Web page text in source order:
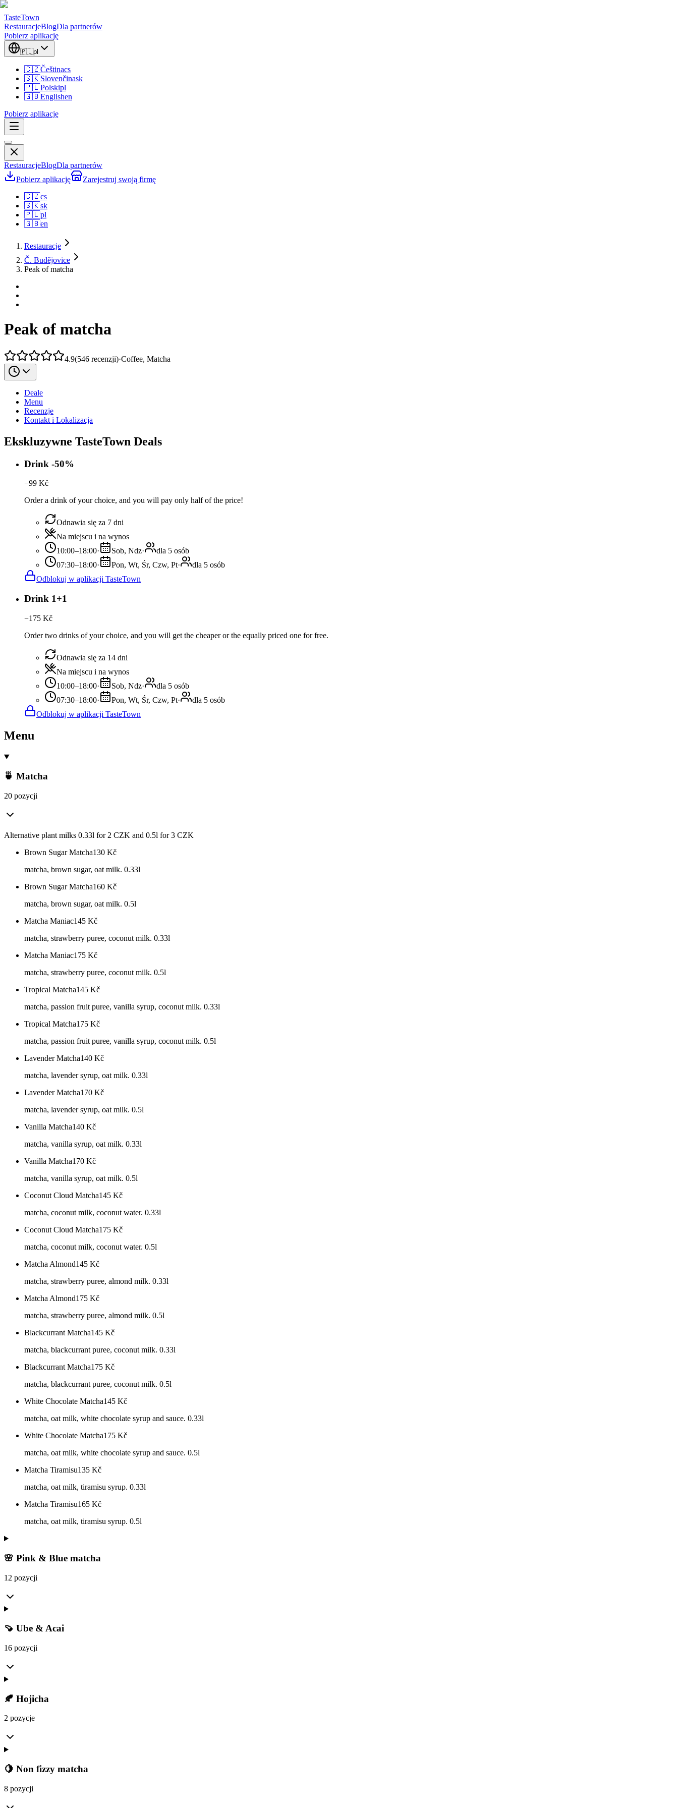
TasteTown
RestauracjeBlogDla partnerów
Pobierz aplikację
🇵🇱pl
🇨🇿Češtinacs
🇸🇰Slovenčinask
🇵🇱Polskipl
🇬🇧Englishen
Pobierz aplikację
RestauracjeBlogDla partnerów
Pobierz aplikację
Zarejestruj swoją firmę
🇨🇿cs
🇸🇰sk
🇵🇱pl
🇬🇧en
Restauracje
Č. Budějovice
Peak of matcha
Peak of matcha
4.9(546 recenzji)·Coffee, Matcha
Deale
Menu
Recenzje
Kontakt i Lokalizacja
Ekskluzywne TasteTown Deals
Drink -50%
−99 Kč
Order a drink of your choice, and you will pay only half of the price!
Odnawia się za 7 dni
Na miejscu i na wynos
10:00–18:00· Sob, Ndz·
dla 5 osób
07:30–18:00· Pon, Wt, Śr, Czw, Pt·
dla 5 osób
Odblokuj w aplikacji TasteTown
Drink 1+1
−175 Kč
Order two drinks of your choice, and you will get the cheaper or the equally priced one for free.
Odnawia się za 14 dni
Na miejscu i na wynos
10:00–18:00· Sob, Ndz·
dla 5 osób
07:30–18:00· Pon, Wt, Śr, Czw, Pt·
dla 5 osób
Odblokuj w aplikacji TasteTown
Menu
🍵 Matcha
20 pozycji
Alternative plant milks 0.33l for 2 CZK and 0.5l for 3 CZK
Brown Sugar Matcha130 Kč
matcha, brown sugar, oat milk. 0.33l
Brown Sugar Matcha160 Kč
matcha, brown sugar, oat milk. 0.5l
Matcha Maniac145 Kč
matcha, strawberry puree, coconut milk. 0.33l
Matcha Maniac175 Kč
matcha, strawberry puree, coconut milk. 0.5l
Tropical Matcha145 Kč
matcha, passion fruit puree, vanilla syrup, coconut milk. 0.33l
Tropical Matcha175 Kč
matcha, passion fruit puree, vanilla syrup, coconut milk. 0.5l
Lavender Matcha140 Kč
matcha, lavender syrup, oat milk. 0.33l
Lavender Matcha170 Kč
matcha, lavender syrup, oat milk. 0.5l
Vanilla Matcha140 Kč
matcha, vanilla syrup, oat milk. 0.33l
Vanilla Matcha170 Kč
matcha, vanilla syrup, oat milk. 0.5l
Coconut Cloud Matcha145 Kč
matcha, coconut milk, coconut water. 0.33l
Coconut Cloud Matcha175 Kč
matcha, coconut milk, coconut water. 0.5l
Matcha Almond145 Kč
matcha, strawberry puree, almond milk. 0.33l
Matcha Almond175 Kč
matcha, strawberry puree, almond milk. 0.5l
Blackcurrant Matcha145 Kč
matcha, blackcurrant puree, coconut milk. 0.33l
Blackcurrant Matcha175 Kč
matcha, blackcurrant puree, coconut milk. 0.5l
White Chocolate Matcha145 Kč
matcha, oat milk, white chocolate syrup and sauce. 0.33l
White Chocolate Matcha175 Kč
matcha, oat milk, white chocolate syrup and sauce. 0.5l
Matcha Tiramisu135 Kč
matcha, oat milk, tiramisu syrup. 0.33l
Matcha Tiramisu165 Kč
matcha, oat milk, tiramisu syrup. 0.5l
🌸 Pink & Blue matcha
12 pozycji
🍠 Ube & Acai
16 pozycji
🍂 Hojicha
2 pozycje
🍋 Non fizzy matcha
8 pozycji